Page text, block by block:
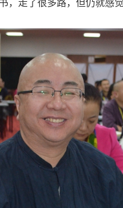
，走了很多路，但仍就感